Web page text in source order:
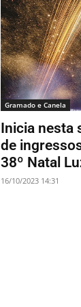
Gramado e Canela
Inicia nesta
de
38º Natal
16/10/2023 14:31